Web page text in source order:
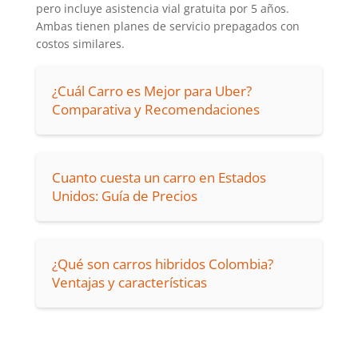
pero incluye asistencia vial gratuita por 5 años.
Ambas tienen planes de servicio prepagados con
costos similares.
¿Cuál Carro es Mejor para Uber?
Comparativa y Recomendaciones
Cuanto cuesta un carro en Estados
Unidos: Guía de Precios
¿Qué son carros hibridos Colombia?
Ventajas y características